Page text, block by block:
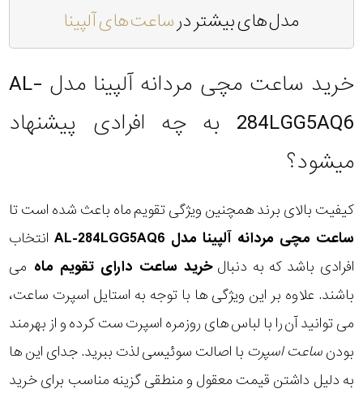
مدل های بیشتر درساعت های آلپینا
خرید ساعت مچی مردانه آلپینا مدل AL-
284LGG5AQ6 به چه افرادی پیشنهاد
میشود؟
کیفیت بالای برند همچنین ویژگی تقویم ماه باعث شده است تا
ساعت مچی مردانه آلپینا مدل AL-284LGG5AQ6
انتخاب
افرادی باشد که به دنبالخرید ساعت دارای تقویم ماه می
باشند. علاوه بر این ویژگی ها با توجه به استایل اسپرت ساعت،
می توانید آن را با لباس های روزمره اسپرت ست کرده و از بهرمند
بودنساعت اسپرت با اصالت سوئیسی لذت ببرید. جدای این ها
به دلیل داشتن قیمت معقول و منطقی گزینه مناسب برای خرید